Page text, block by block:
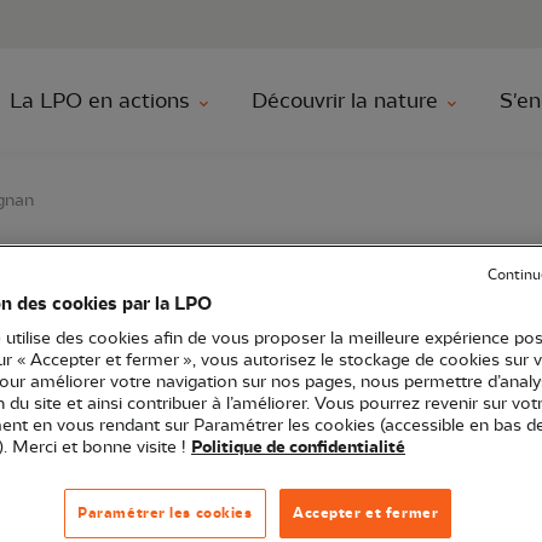
Aller à la
La LPO en actions Découvrir la nature
adhérents de
Rencontres 66 - Pyrénées-Orientales
des cookies par la LPO
utilise des cookies afin de vous proposer la meilleure expérience
« Accepter et fermer », vous autorisez le stockage de cookies sur
améliorer votre navigation sur nos pages, nous permettre
du site et ainsi contribuer à l’améliorer. Vous pourrez revenir sur
en vous rendant sur Paramétrer les cookies (accessible en bas
Merci et bonne visite ! Politique de confidentialité
Accepter et fermer
Paramétrer les cookies